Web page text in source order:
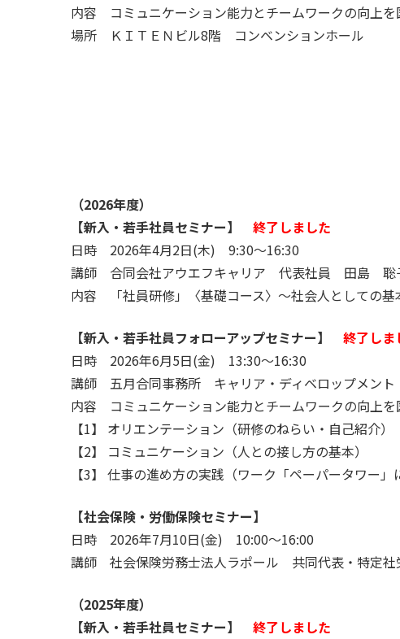
内容 コミュニケーション能力とチームワークの向上を
場所 ＫＩＴＥＮビル8階 コンベンションホール
（2026年度）
【新入・若手社員セミナー】 終了しました
日時 2026年4月2日(木) 9:30～16:30
講師 合同会社アウエフキャリア 代表社員 田島
内容 「社員研修」〈基礎コース〉～社会人としての基
【新入・若手社員フォローアップセミナー】
終了しま
日時 2026年6月5日(金) 13:30～16:30
講師 五月合同事務所 キャリア・ディベロップメ
内容 コミュニケーション能力とチームワークの向上を
【1】 オリエンテーション（研修のねらい・自己紹介）
【2】 コミュニケーション（人との接し方の基本）
【3】 仕事の進め方の実践（ワーク「ペーパータワー」
【社会保険・労働保険セミナー】
日時 2026年7月10日(金) 10:00～16:00
講師 社会保険労務士法人ラポール 共同代表・特
（2025年度）
【新入・若手社員セミナー】 終了しました